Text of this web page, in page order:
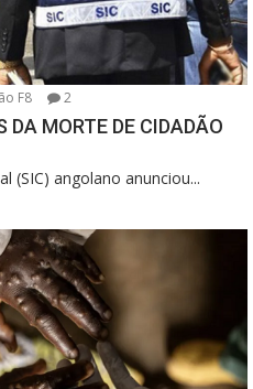
F8 2
DA MORTE DE CIDADÃO
(SIC) angolano anunciou...